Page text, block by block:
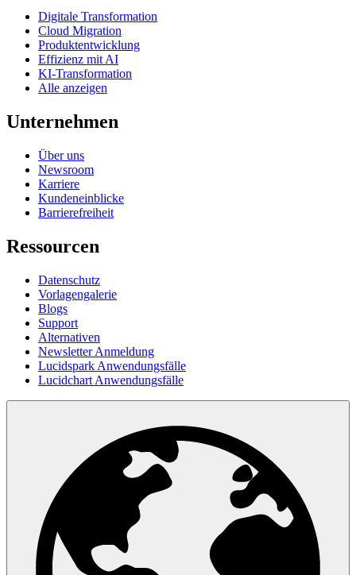
Digitale Transformation
Cloud Migration
Produktentwicklung
Effizienz mit AI
KI-Transformation
Alle anzeigen
Unternehmen
Über uns
Newsroom
Karriere
Kundeneinblicke
Barrierefreiheit
Ressourcen
Datenschutz
Vorlagengalerie
Blogs
Support
Alternativen
Newsletter Anmeldung
Lucidspark Anwendungsfälle
Lucidchart Anwendungsfälle